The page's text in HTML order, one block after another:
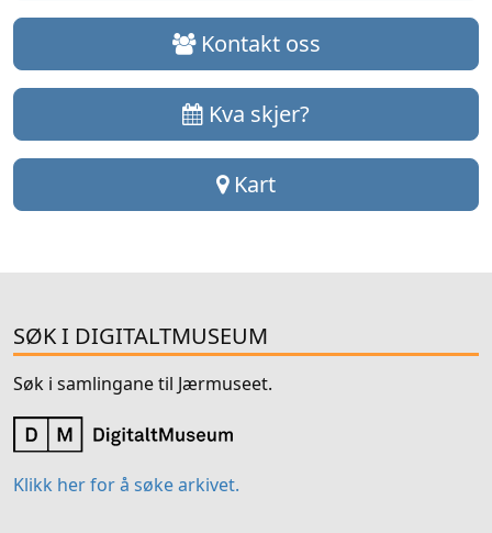
Kontakt oss
Kva skjer?
Kart
SØK I DIGITALTMUSEUM
Søk i samlingane til Jærmuseet.
Klikk her for å søke arkivet.